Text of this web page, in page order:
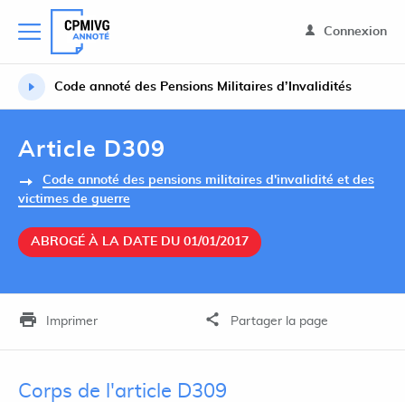
Connexion
Code annoté des Pensions Militaires d’Invalidités
Article D309
Code annoté des pensions militaires d'invalidité et des
victimes de guerre
ABROGÉ À LA DATE DU 01/01/2017
Imprimer Partager la page
Corps de l'article D309